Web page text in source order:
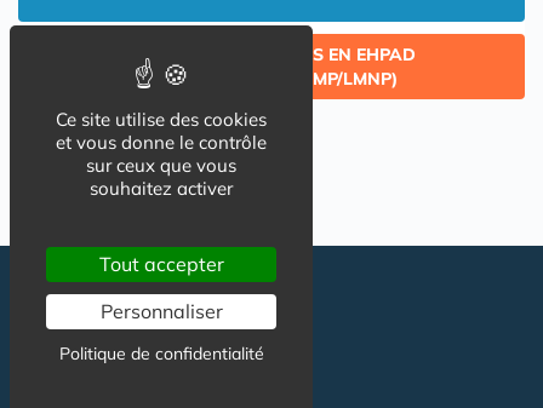
CÉDER UN LOT ACQUIS EN EHPAD
(INVESTISSEMENT LMP/LMNP)
Ce site utilise des cookies
et vous donne le contrôle
sur ceux que vous
souhaitez activer
Tout accepter
Personnaliser
Politique de confidentialité